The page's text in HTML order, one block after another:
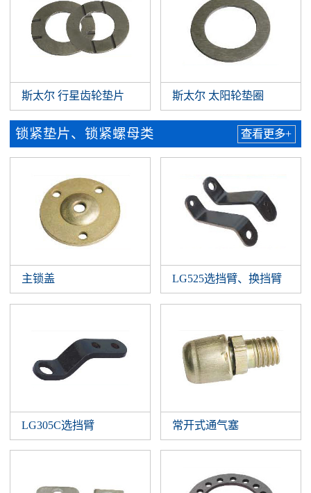
斯太尔 行星齿轮垫片 斯太尔 太阳轮垫圈
锁紧垫片、锁紧螺母类 查看更多+
主锁盖 LG525选挡臂、换挡臂
LG305C选挡臂 常开式通气塞